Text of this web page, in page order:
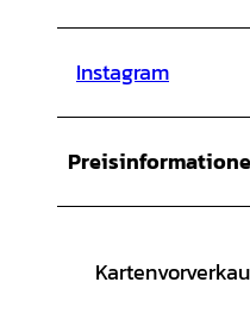
Instagram